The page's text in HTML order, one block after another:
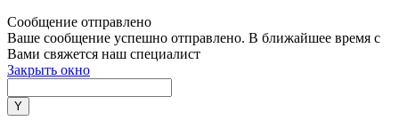
Сообщение отправлено
Ваше сообщение успешно отправлено. В ближайшее время с
Вами свяжется наш специалист
Закрыть окно